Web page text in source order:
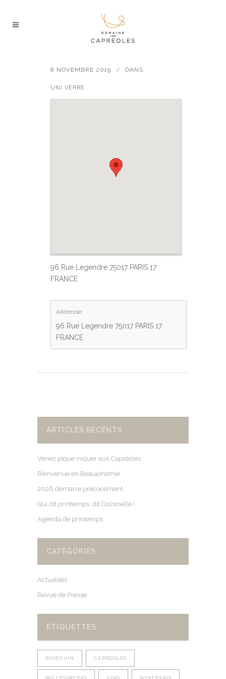
8 NOVEMBRE 2019 DANS
UNI VERRE
96 Rue Legendre 75017 PARIS 17
FRANCE
Addresse:
96 Rue Legendre 75017 PARIS 17
FRANCE
ARTICLES RÉCENTS
Venez pique-niquer aux Capréoles
Bienvenue en Beaujonomie
2026 démarre précocément
Qui dit printemps, dit Cossinelle !
Agenda de printemps
CATÉGORIES
Actualités
Revue de Presse
ÉTIQUETTES
BIODYVIN CAPREOLES
MILLESIMEBIO VINS WINEPARIS